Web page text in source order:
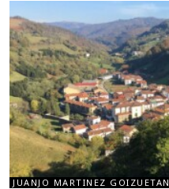
JUANJO MARTINEZ GOIZUETAN